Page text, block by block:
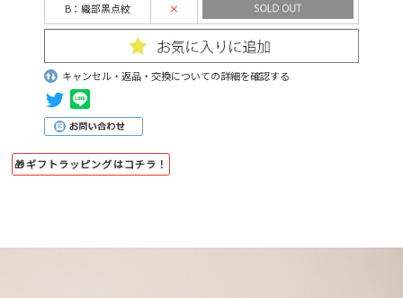
B：織部黒点紋 ×
キャンセル・返品・交換についての詳細を確認する
🎁ギフトラッピングはコチラ！